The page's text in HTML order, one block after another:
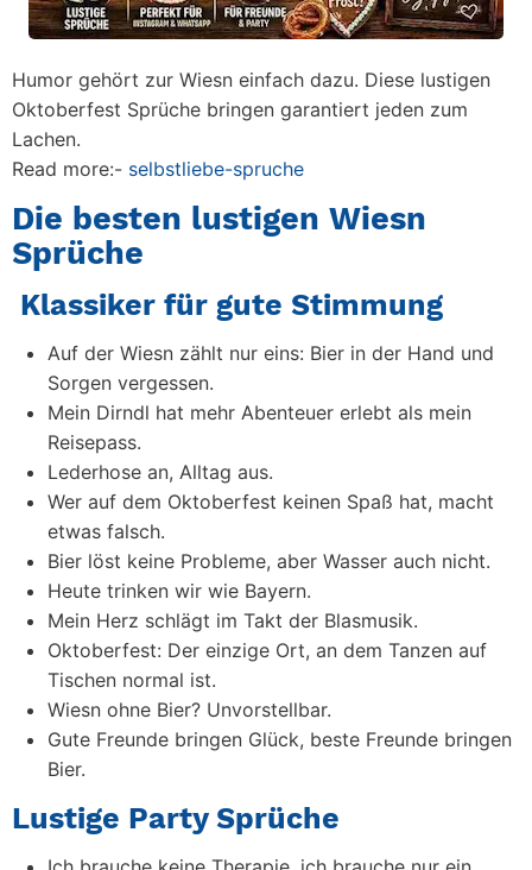
Humor gehört zur Wiesn einfach dazu. Diese lustigen
Oktoberfest Sprüche bringen garantiert jeden zum
Lachen.
Read more:- selbstliebe-spruche
Die besten lustigen Wiesn
Sprüche
Klassiker für gute Stimmung
Auf der Wiesn zählt nur eins: Bier in der Hand und
Sorgen vergessen.
Mein Dirndl hat mehr Abenteuer erlebt als mein
Reisepass.
Lederhose an, Alltag aus.
Wer auf dem Oktoberfest keinen Spaß hat, macht
etwas falsch.
Bier löst keine Probleme, aber Wasser auch nicht.
Heute trinken wir wie Bayern.
Mein Herz schlägt im Takt der Blasmusik.
Oktoberfest: Der einzige Ort, an dem Tanzen auf
Tischen normal ist.
Wiesn ohne Bier? Unvorstellbar.
Gute Freunde bringen Glück, beste Freunde bringen
Bier.
Lustige Party Sprüche